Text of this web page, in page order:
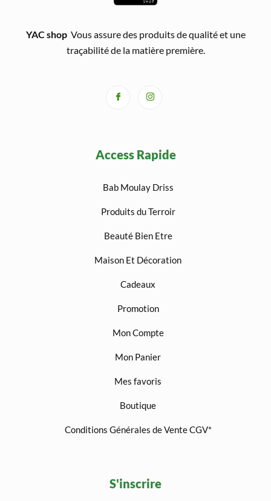
YAC shopVous assure des produits de qualité et une
traçabilité de la matière première.
Access Rapide
Bab Moulay Driss
Produits du Terroir
Beauté Bien Etre
Maison Et Décoration
Cadeaux
Promotion
Mon Compte
Mon Panier
Mes favoris
Boutique
Conditions Générales de Vente CGV*
S'inscrire